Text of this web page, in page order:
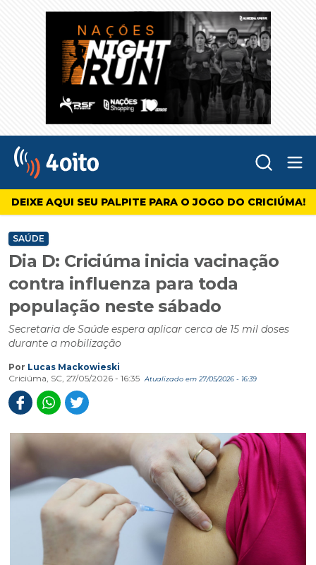
4oito
DEIXE AQUI SEU PALPITE PARA O JOGO DO CRICIÚMA!
SAÚDE
Dia D: Criciúma inicia vacinação
contra influenza para toda
população neste sábado
Secretaria de Saúde espera aplicar cerca de 15 mil doses
durante a mobilização
Por Lucas Mackowieski
Criciúma, SC, 27/05/2026 - 16:35
Atualizado em 27/05/2026 - 16:39